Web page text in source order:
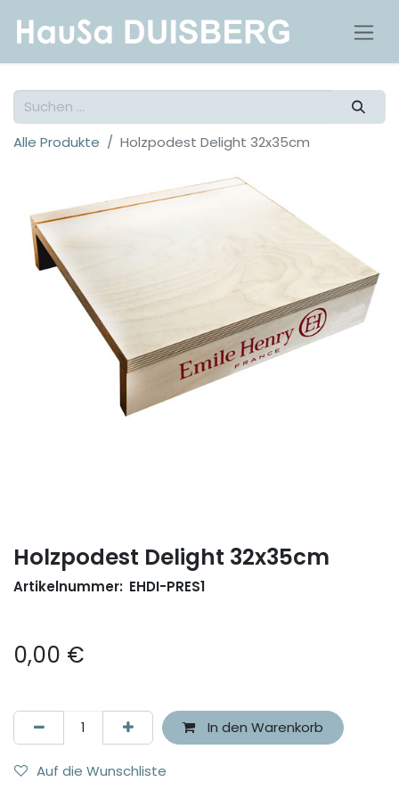
Alle Produkte Holzpodest Delight 32x35cm
Holzpodest Delight 32x35cm
Artikelnummer: EHDI-PRES1
0,00 €
In den Warenkorb
Auf die Wunschliste